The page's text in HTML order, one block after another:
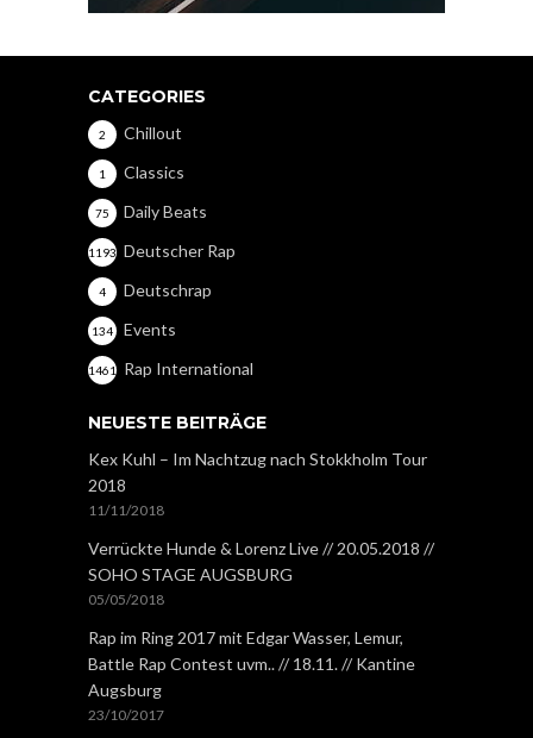
CATEGORIES
Chillout
2
Classics
1
Daily Beats
75
Deutscher Rap
1193
Deutschrap
4
Events
134
Rap International
1461
NEUESTE BEITRÄGE
Kex Kuhl – Im Nachtzug nach Stokkholm Tour
2018
11/11/2018
Verrückte Hunde & Lorenz Live // 20.05.2018 //
SOHO STAGE AUGSBURG
05/05/2018
Rap im Ring 2017 mit Edgar Wasser, Lemur,
Battle Rap Contest uvm.. // 18.11. // Kantine
Augsburg
23/10/2017